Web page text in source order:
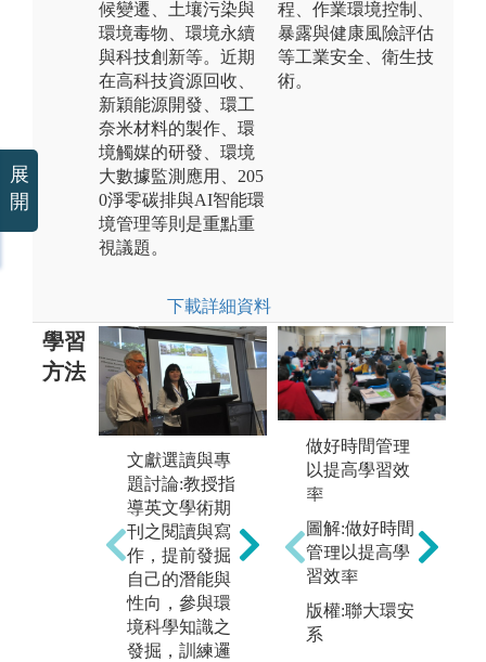
候變遷、土壤污染與
環境毒物、環境永續
與科技創新等。近期
在高科技資源回收、
新穎能源開發、環工
奈米材料的製作、環
境觸媒的研發、環境
大數據監測應用、205
0淨零碳排與AI智能環
境管理等則是重點重
視議題。
下載詳細資料
程、作業環境控制、
暴露與健康風險評估
等工業安全、衛生技
術。
學習
方法
文獻選讀與專
題討論:教授指
導英文學術期
刊之閱讀與寫
作，提前發掘
自己的潛能與
性向，參與環
境科學知識之
發掘，訓練邏
師徒制的專題
研究，利用一
台報告，國內
外競賽，多元
學習的場域下
學習閱讀、邏
輯思考、動手
做好時間管理
以提高學習效
率
圖解:做好時間
管理以提高學
習效率
版權:聯大環安
系
展
開